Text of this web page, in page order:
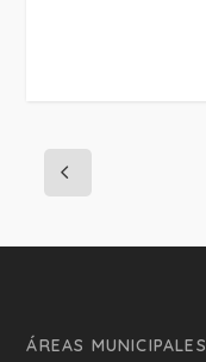
ÁREAS MUNICIPALES